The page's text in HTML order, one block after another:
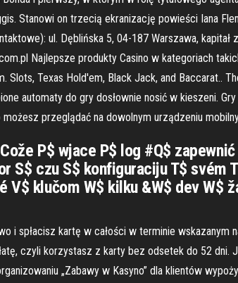
Stanowi on trzecią ekranizację powieści Iana
ul. Dęblińska 5, 04-187 Warszawa, kapitał
Najlepsze produkty Casino w kategoriach
Slots, Texas Hold'em, Black Jack, and Baccarat..
automaty do gry dosłownie nosić w kieszeni.
przeglądać na dowolnym urządzeniu
P$ wjace P$ log #Q$
S$ czu S$ konfiguraciju T$ svém
V$ klučom W$ kilku &W$ dev W$
i spłacisz kartę w całości w terminie wskazanym
czyli korzystasz z karty bez odsetek do 52
„Zabawy w Kasyno” dla klientów